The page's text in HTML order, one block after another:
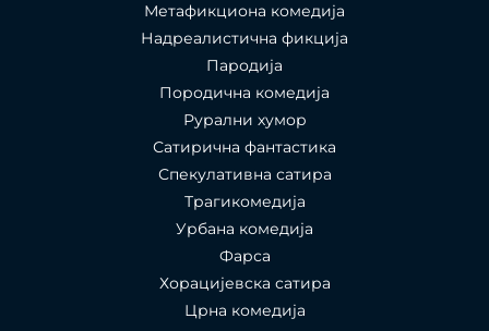
Метафикциона комедија
Надреалистична фикција
Пародија
Породична комедија
Рурални хумор
Сатирична фантастика
Спекулативна сатира
Трагикомедија
Урбана комедија
Фарса
Хорацијевска сатира
Црна комедија